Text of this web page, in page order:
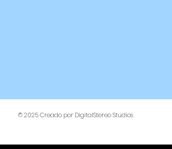
© 2025 Creado por DigitalStereo Studios